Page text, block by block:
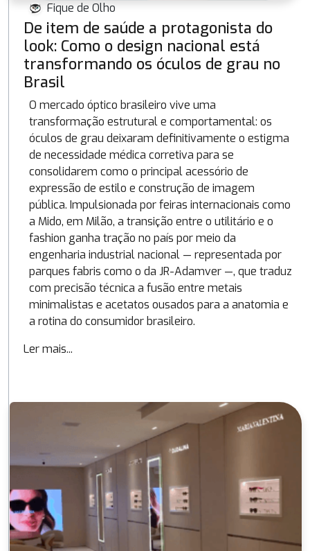
Fique de Olho
De item de saúde a protagonista do
look: Como o design nacional está
transformando os óculos de grau no
Brasil
O mercado óptico brasileiro vive uma
transformação estrutural e comportamental: os
óculos de grau deixaram definitivamente o estigma
de necessidade médica corretiva para se
consolidarem como o principal acessório de
expressão de estilo e construção de imagem
pública. Impulsionada por feiras internacionais como
a Mido, em Milão, a transição entre o utilitário e o
fashion ganha tração no país por meio da
engenharia industrial nacional — representada por
parques fabris como o da JR-Adamver —, que traduz
com precisão técnica a fusão entre metais
minimalistas e acetatos ousados para a anatomia e
a rotina do consumidor brasileiro.
Ler mais...